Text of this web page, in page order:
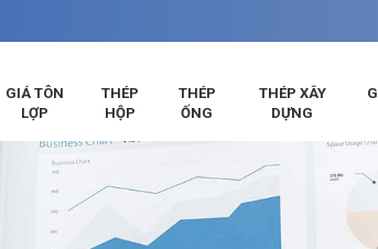
GIÁ TÔN
LỢP
THÉP
HỘP
THÉP
ỐNG
THÉP XÂY
DỰNG